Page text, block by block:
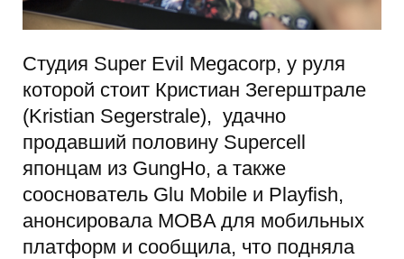
Студия Super Evil Megacorp, у руля
которой стоит Кристиан Зегерштрале
(Kristian Segerstrale), удачно
продавший половину Supercell
японцам из GungHo, а также
сооснователь Glu Mobile и Playfish,
анонсировала MOBA для мобильных
платформ и сообщила, что подняла